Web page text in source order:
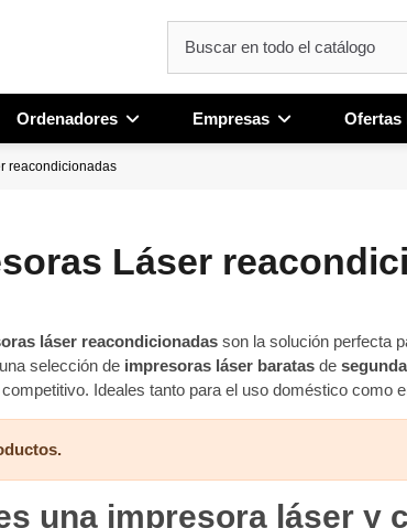
Ordenadores Empresas Ofertas
reacondicionadas
Láser
láser reacondicionadas son la solución perfecta
selección de impresoras láser baratas de
Ideales tanto para el uso doméstico como
una impresora láser y